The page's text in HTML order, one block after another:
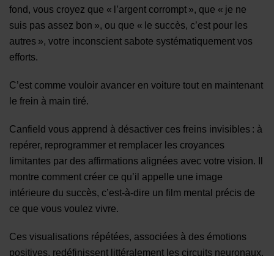
fond, vous croyez que « l’argent corrompt », que « je ne
suis pas assez bon », ou que « le succès, c’est pour les
autres », votre inconscient sabote systématiquement vos
efforts.
C’est comme vouloir avancer en voiture tout en maintenant
le frein à main tiré.
Canfield vous apprend à désactiver ces freins invisibles : à
repérer, reprogrammer et remplacer les croyances
limitantes par des affirmations alignées avec votre vision. Il
montre comment créer ce qu’il appelle une image
intérieure du succès, c’est-à-dire un film mental précis de
ce que vous voulez vivre.
Ces visualisations répétées, associées à des émotions
positives, redéfinissent littéralement les circuits neuronaux.